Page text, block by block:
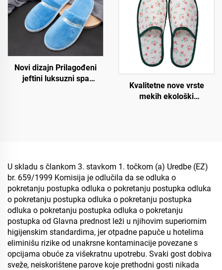
Novi dizajn Prilagođeni
jeftini luksuzni spa
Kvalitetne nove vrste
mekih ekološki
U skladu s člankom 3. stavkom 1. točkom (a) Uredbe (EZ)
br. 659/1999 Komisija je odlučila da se odluka o
pokretanju postupka odluka o pokretanju postupka odluka
o pokretanju postupka odluka o pokretanju postupka
odluka o pokretanju postupka odluka o pokretanju
postupka od Glavna prednost leži u njihovim superiornim
higijenskim standardima, jer otpadne papuče u hotelima
eliminišu rizike od unakrsne kontaminacije povezane s
opcijama obuće za višekratnu upotrebu. Svaki gost dobiva
sveže, neiskorištene parove koje prethodni gosti nikada